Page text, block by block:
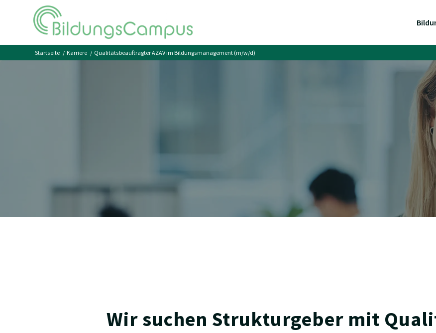
Startseite / Karriere / Qualitätsbeauftragter AZAV im Bildungsmanagement (m/w/d)
Wir suchen Strukturgeber mit